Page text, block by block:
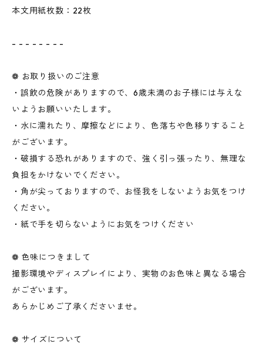
本文用紙枚数：22枚
- - - - - - - -
❁ お取り扱いのご注意
・誤飲の危険がありますので、6歳未満のお子様には与えな
いようお願いいたします。
・水に濡れたり、摩擦などにより、色落ちや色移りすること
がございます。
・破損する恐れがありますので、強く引っ張ったり、無理な
負担をかけないでください。
・角が尖っておりますので、お怪我をしないようお気をつけ
ください。
・紙で手を切らないようにお気をつけください
❁ 色味につきまして
撮影環境やディスプレイにより、実物のお色味と異なる場合
がございます。
あらかじめご了承くださいませ。
❁ サイズについて